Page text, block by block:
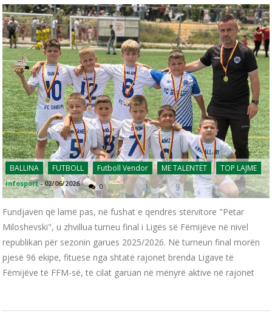
BALLINA FUTBOLL Futboll Vendor ME TALENTËT TOP LAJME
infosport -02/06/2026 0
Fundjavën që lamë pas, në fushat e qendrës stërvitore "Petar
Miloshevski", u zhvillua turneu final i Ligës së Fëmijëve në nivel
republikan për sezonin garues 2025/2026. Në turneun final morën
pjesë 96 ekipe, fituese nga shtatë rajonet brenda Ligave të
Fëmijëve të FFM-së, të cilat garuan në mënyrë aktive në rajonet